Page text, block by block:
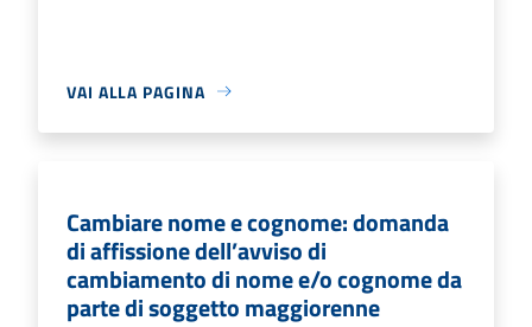
VAI ALLA PAGINA
Cambiare nome e cognome: domanda
di affissione dell’avviso di
cambiamento di nome e/o cognome da
parte di soggetto maggiorenne